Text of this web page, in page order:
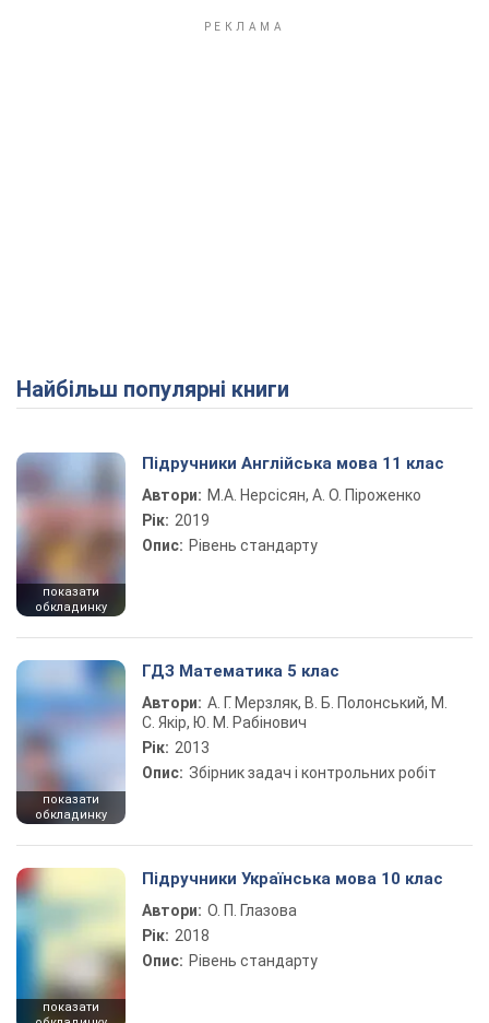
Найбільш популярні книги
показати
обкладинку
Підручники Англійська мова 11 клас
Автори: М.А. Нерсісян, А. О. Піроженко
Рік: 2019
Опис: Рівень стандарту
показати
обкладинку
ГДЗ Математика 5 клас
Автори: А. Г. Мерзляк, В. Б. Полонський, М.
С. Якір, Ю. М. Рабінович
Рік: 2013
Опис: Збірник задач і контрольних робіт
показати
Підручники Українська мова 10 клас
Автори: О. П. Глазова
Рік: 2018
Опис: Рівень стандарту